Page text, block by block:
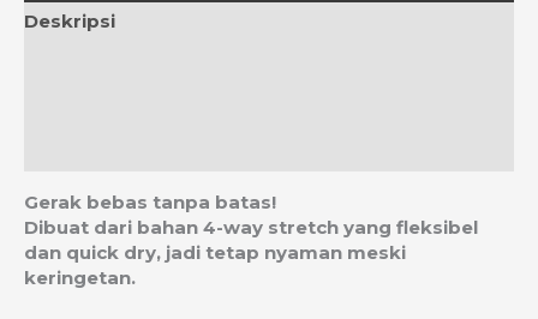
Deskripsi
Gerak bebas tanpa batas!
Dibuat dari bahan 4-way stretch yang fleksibel
dan quick dry, jadi tetap nyaman meski
keringetan.